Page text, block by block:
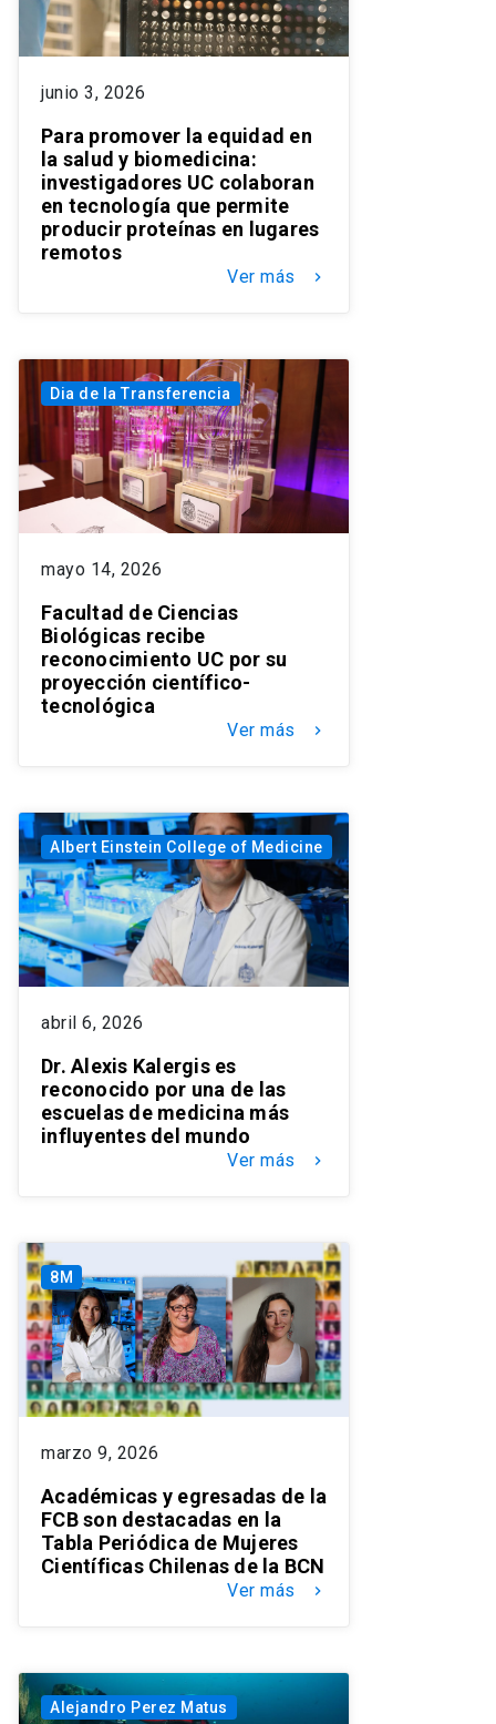
junio 3, 2026
Para promover la equidad en
la salud y biomedicina:
investigadores UC colaboran
en tecnología que permite
producir proteínas en lugares
remotos
Ver más keyboard_arrow_right
Dia de la Transferencia
mayo 14, 2026
Facultad de Ciencias
Biológicas recibe
reconocimiento UC por su
proyección científico-
tecnológica
Ver más keyboard_arrow_right
Albert Einstein College of Medicine
abril 6, 2026
Dr. Alexis Kalergis es
reconocido por una de las
escuelas de medicina más
influyentes del mundo
Ver más keyboard_arrow_right
8M
marzo 9, 2026
Académicas y egresadas de la
FCB son destacadas en la
Tabla Periódica de Mujeres
Científicas Chilenas de la BCN
Ver más keyboard_arrow_right
Alejandro Perez Matus